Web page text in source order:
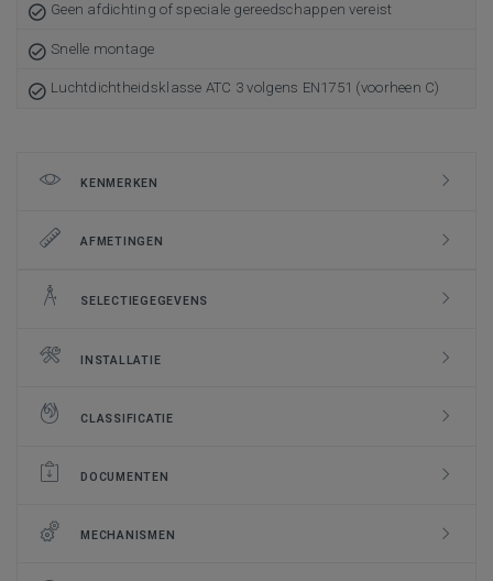
Geen afdichting of speciale gereedschappen vereist
Snelle montage
Luchtdichtheidsklasse ATC 3 volgens EN1751 (voorheen C)
KENMERKEN
AFMETINGEN
SELECTIEGEGEVENS
INSTALLATIE
CLASSIFICATIE
DOCUMENTEN
MECHANISMEN